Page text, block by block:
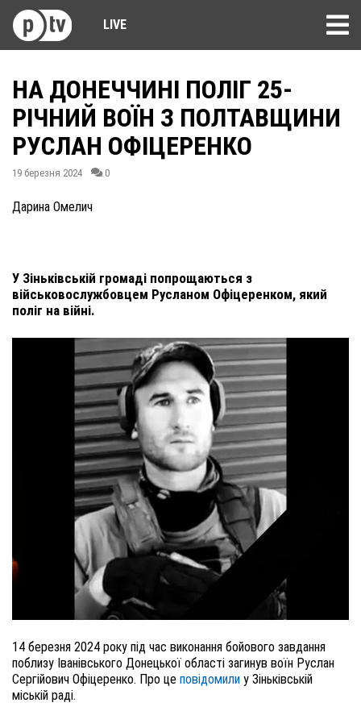
LIVE
НА ДОНЕЧЧИНІ ПОЛІГ 25-
РІЧНИЙ ВОЇН З ПОЛТАВЩИНИ
РУСЛАН ОФІЦЕРЕНКО
19 березня 2024 0
Дарина Омелич
У Зіньківській громаді попрощаються з
військовослужбовцем Русланом Офіцеренком, який
поліг на війні.
14 березня 2024 року під час виконання бойового завдання
поблизу Іванівського Донецької області загинув воїн Руслан
Сергійович Офіцеренко. Про це повідомили у Зіньківській
міській раді.